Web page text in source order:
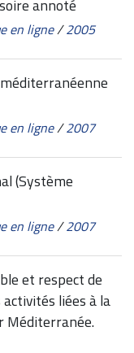
annoté
en ligne/2005
en ligne/2007
(Système
en ligne/2007
et respect de
liées à la
Méditerranée.